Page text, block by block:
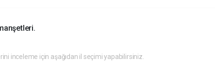
inceleme için aşağıdan il seçimi yapabilirsiniz.